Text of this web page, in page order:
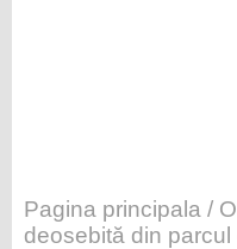
Pagina principala /
deosebită din